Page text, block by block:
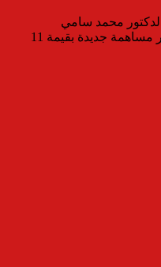
الدكتور محمد سامي
عبدالصادق، عن تقديم بنك مصر مساهمة جديدة بقيمة 11